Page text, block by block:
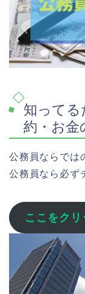
知ってる
約・お金
公務員ならでは
公務員なら必ず
ここをクリ